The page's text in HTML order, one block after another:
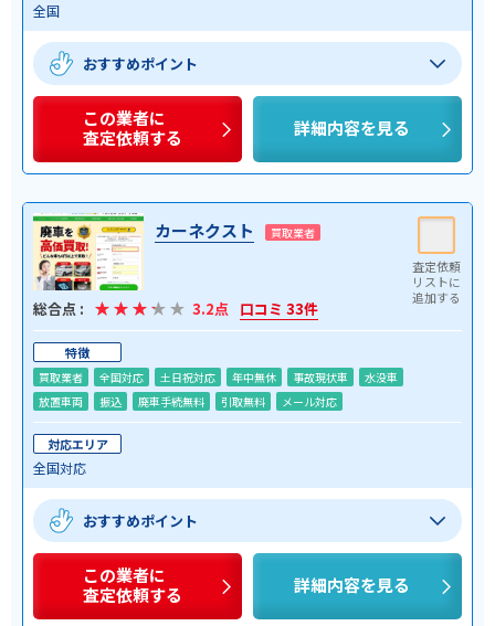
全国
おすすめポイント
この業者に
査定依頼する
詳細内容を見る
カーネクスト 買取業者
総合点 : 3.2点 口コミ 33件
特徴
買取業者 全国対応 土日祝対応 年中無休 事故現状車
水没車
放置車両
振込 廃車手続無料 引取無料 メール対応
対応エリア
全国対応
おすすめポイント
この業者に
査定依頼する
詳細内容を見る